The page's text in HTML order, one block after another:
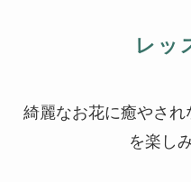
レッ
綺麗なお花に癒やさ
を楽し